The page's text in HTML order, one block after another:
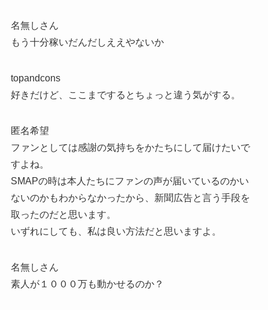
名無しさん
もう十分稼いだんだしええやないか
topandcons
好きだけど、ここまでするとちょっと違う気がする。
匿名希望
ファンとしては感謝の気持ちをかたちにして届けたいで
すよね。
SMAPの時は本人たちにファンの声が届いているのかい
ないのかもわからなかったから、新聞広告と言う手段を
取ったのだと思います。
いずれにしても、私は良い方法だと思いますよ。
名無しさん
素人が１０００万も動かせるのか？